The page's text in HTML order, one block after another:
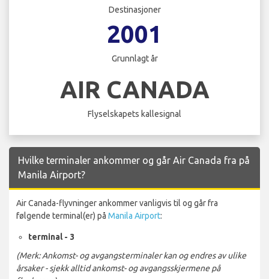
Destinasjoner
2001
Grunnlagt år
AIR CANADA
Flyselskapets kallesignal
Hvilke terminaler ankommer og går Air Canada fra på
Manila Airport?
Air Canada-flyvninger ankommer vanligvis til og går fra
følgende terminal(er) på Manila Airport:
terminal - 3
(Merk: Ankomst- og avgangsterminaler kan og endres av ulike
årsaker - sjekk alltid ankomst- og avgangsskjermene på